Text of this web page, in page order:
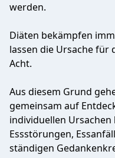
werden.
Diäten bekämpfen
lassen die Ursache für
Acht.
Aus diesem Grund
gemeinsam auf
individuellen
Essstörungen,
ständigen